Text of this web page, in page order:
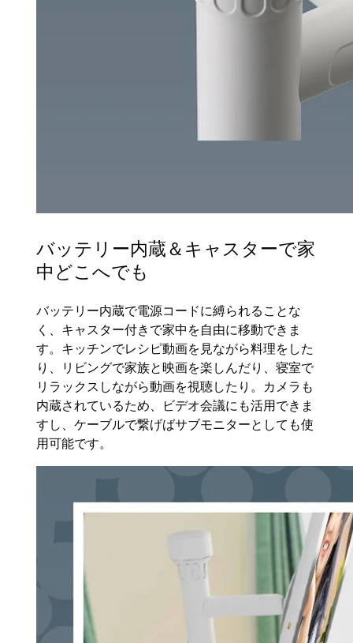
バッテリー内蔵＆キャスターで家
中どこへでも
バッテリー内蔵で電源コードに縛られることな
く、キャスター付きで家中を自由に移動できま
す。キッチンでレシピ動画を見ながら料理をした
り、リビングで家族と映画を楽しんだり、寝室で
リラックスしながら動画を視聴したり。カメラも
内蔵されているため、ビデオ会議にも活用できま
すし、ケーブルで繋げばサブモニターとしても使
用可能です。